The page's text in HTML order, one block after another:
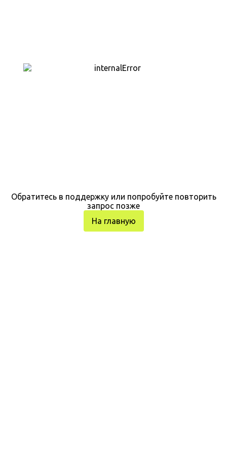
Обратитесь в поддержку или попробуйте повторить
запрос позже
На главную